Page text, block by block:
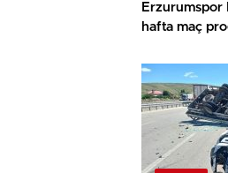
Erzurumspor
hafta maç